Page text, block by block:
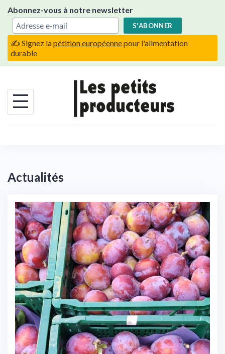
content
Abonnez-vous à notre newsletter
✍️ Signez lapétition européennepour l'alimentation
durable
Actualités